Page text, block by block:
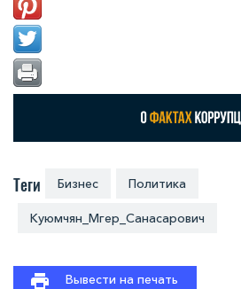
Теги Бизнес Политика
Куюмчян_Мгер_Санасарович
Вывести на печать